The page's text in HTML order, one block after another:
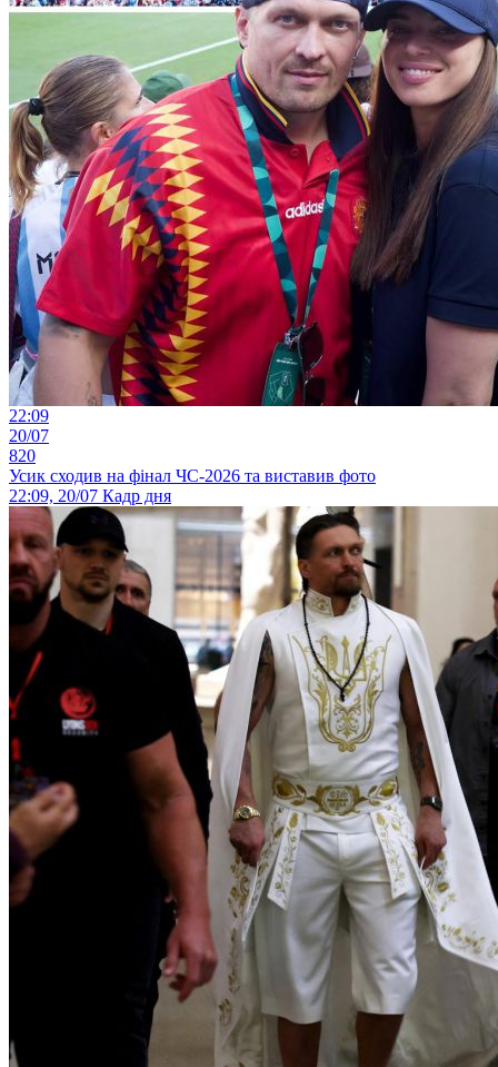
22:09
20/07
820
Усик сходив на фінал ЧС-2026 та виставив фото
22:09, 20/07 Кадр дня